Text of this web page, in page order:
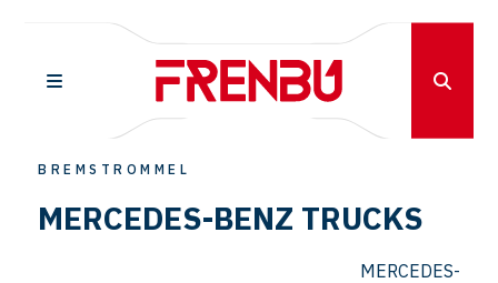
BREMSTROMMEL
MERCEDES-BENZ TRUCKS
MERCEDES-